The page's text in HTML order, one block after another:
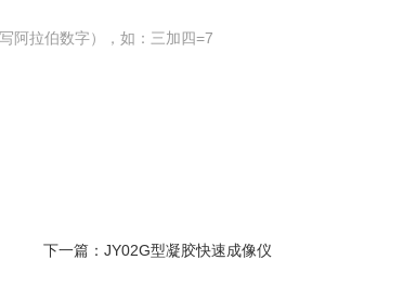
阿拉伯数字），如：三加四=7
下一篇： JY02G型凝胶快速成像仪